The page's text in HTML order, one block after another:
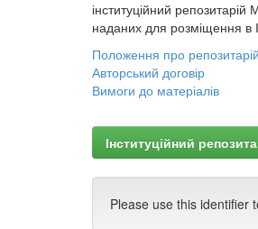
інституційний
наданих для розміщення в
Положення про
Авторський договір
Вимоги до матеріалів
Інституційний
Please use this identifier